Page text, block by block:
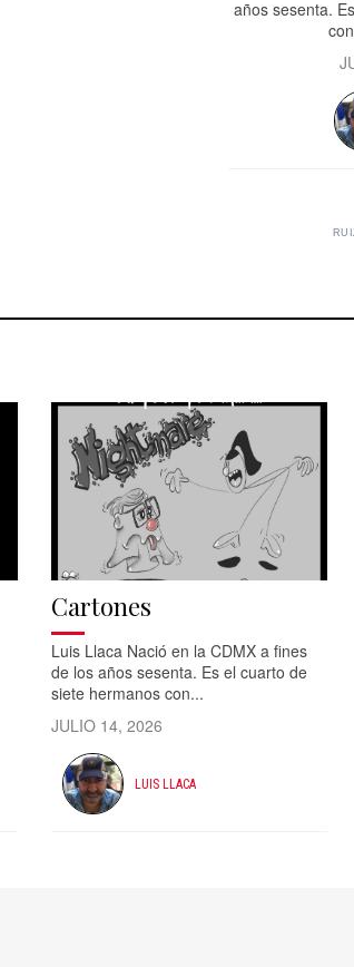
años sesenta.
Cartones
Luis Llaca Nació en la CDMX a fines
de los años sesenta. Es el cuarto de
siete hermanos con...
JULIO 14, 2026
LUIS LLACA